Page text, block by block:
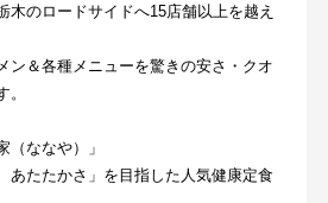
木のロードサイドへ15店舗以上を越え
ン＆各種メニューを驚きの安さ・クオ
。
（ななや）」
あたたかさ」を目指した人気健康定食